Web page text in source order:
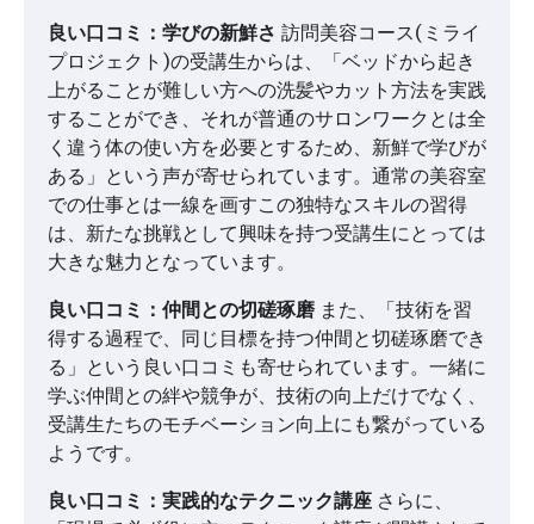
良い口コミ：学びの新鮮さ 訪問美容コース(ミライ
プロジェクト)の受講生からは、「ベッドから起き
上がることが難しい方への洗髪やカット方法を実践
することができ、それが普通のサロンワークとは全
く違う体の使い方を必要とするため、新鮮で学びが
ある」という声が寄せられています。通常の美容室
での仕事とは一線を画すこの独特なスキルの習得
は、新たな挑戦として興味を持つ受講生にとっては
大きな魅力となっています。
良い口コミ：仲間との切磋琢磨 また、「技術を習
得する過程で、同じ目標を持つ仲間と切磋琢磨でき
る」という良い口コミも寄せられています。一緒に
学ぶ仲間との絆や競争が、技術の向上だけでなく、
受講生たちのモチベーション向上にも繋がっている
ようです。
良い口コミ：実践的なテクニック講座 さらに、